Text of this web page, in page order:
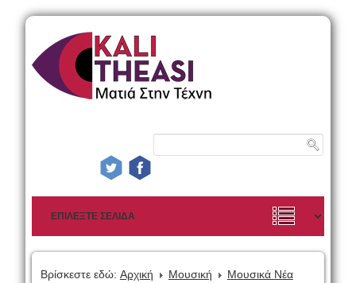
Βρίσκεστε εδώ: Αρχική Μουσική Μουσικά Νέα